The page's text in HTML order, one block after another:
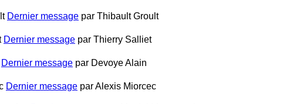
Dernier message par Thibault Groult
Dernier message par Thierry Salliet
Dernier message par Devoye Alain
Dernier message parAlexis Miorcec